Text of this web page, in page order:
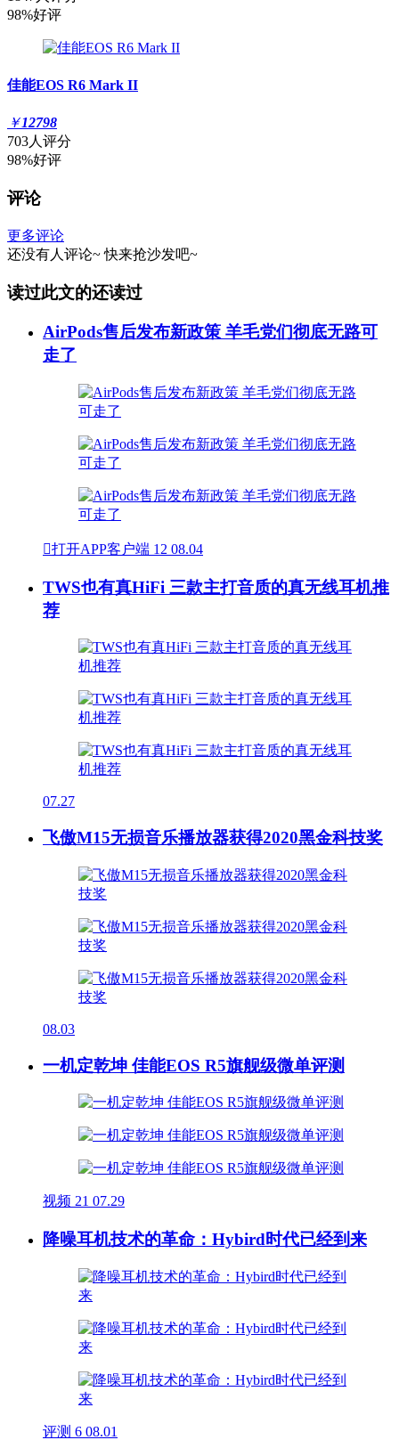
98%好评
佳能EOS R6 Mark II
￥12798
703人评分
98%好评
评论
更多评论
还没有人评论~ 快来抢沙发吧~
读过此文的还读过
AirPods售后发布新政策 羊毛党们彻底无路可
走了
打开APP客户端 12 08.04
TWS也有真HiFi 三款主打音质的真无线耳机推
荐
07.27
飞傲M15无损音乐播放器获得2020黑金科技奖
08.03
一机定乾坤 佳能EOS R5旗舰级微单评测
视频 21 07.29
降噪耳机技术的革命：Hybird时代已经到来
评测 6 08.01